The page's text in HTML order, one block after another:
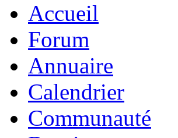
Accueil
Forum
Annuaire
Calendrier
Communauté